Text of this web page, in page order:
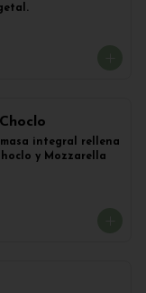
masa integral rellena
y Mozzarella